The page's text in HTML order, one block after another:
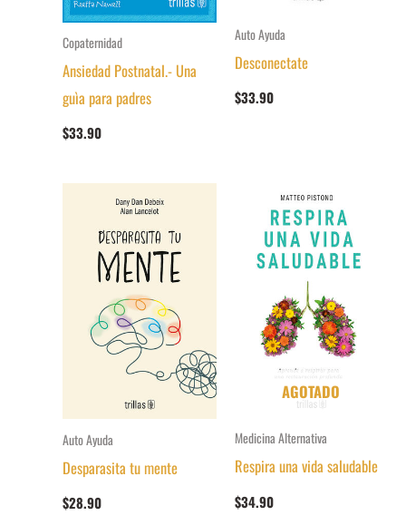
Copaternidad
Ansiedad Postnatal.- Una
guìa para padres
$33.90
Auto Ayuda
Desconectate
$33.90
Auto Ayuda
Desparasita tu mente
$28.90
AGOTADO
Medicina Alternativa
Respira una vida saludable
$34.90